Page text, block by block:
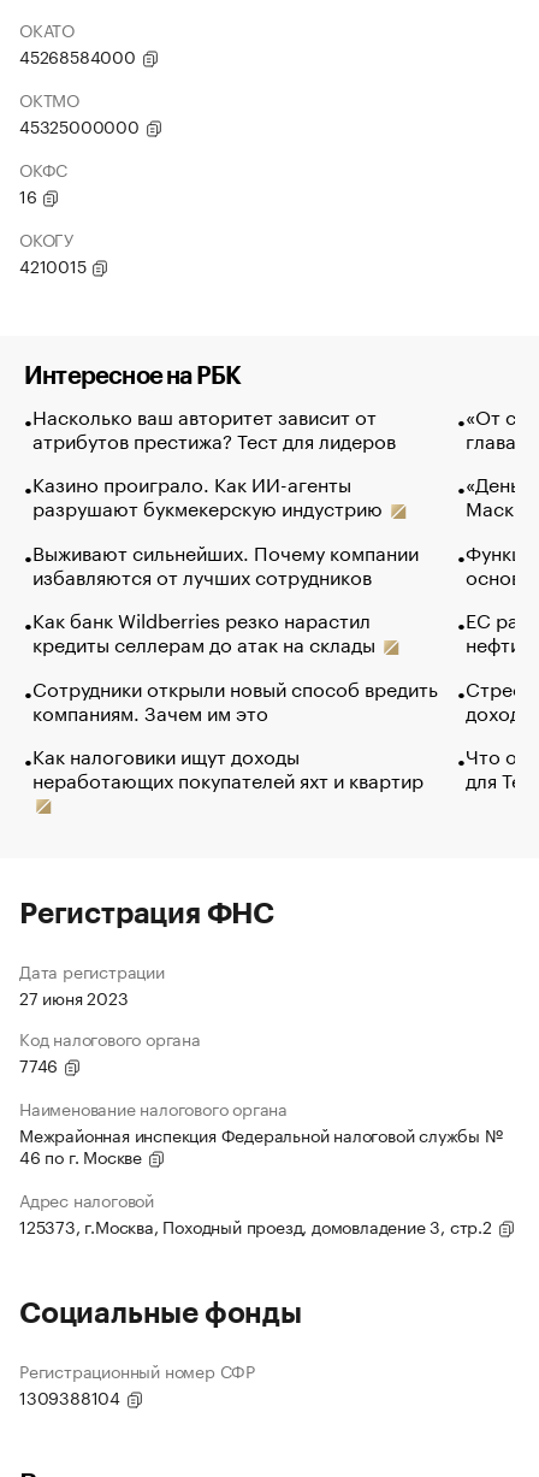
ОКАТО
45268584000
ОКТМО
45325000000
ОКФС
16
ОКОГУ
4210015
Интересное на РБК
Насколько ваш авторитет зависит от
атрибутов престижа? Тест для лидеров
Казино проиграло. Как ИИ-агенты
разрушают букмекерскую индустрию
Выживают сильнейших. Почему компании
избавляются от лучших сотрудников
Как банк Wildberries резко нарастил
кредиты селлерам до атак на склады
Сотрудники открыли новый способ вредить
компаниям. Зачем им это
Как налоговики ищут доходы
неработающих покупателей яхт и квартир
«От
глава
Маск в
основ
ЕС
нефти
Что
для
Регистрация ФНС
Дата регистрации
27 июня 2023
Код налогового органа
7746
Наименование налогового органа
Межрайонная инспекция Федеральной налоговой службы №
46 по г. Москве
Адрес налоговой
125373, г.Москва, Походный проезд, домовладение 3, стр.2
Социальные фонды
Регистрационный номер СФР
1309388104